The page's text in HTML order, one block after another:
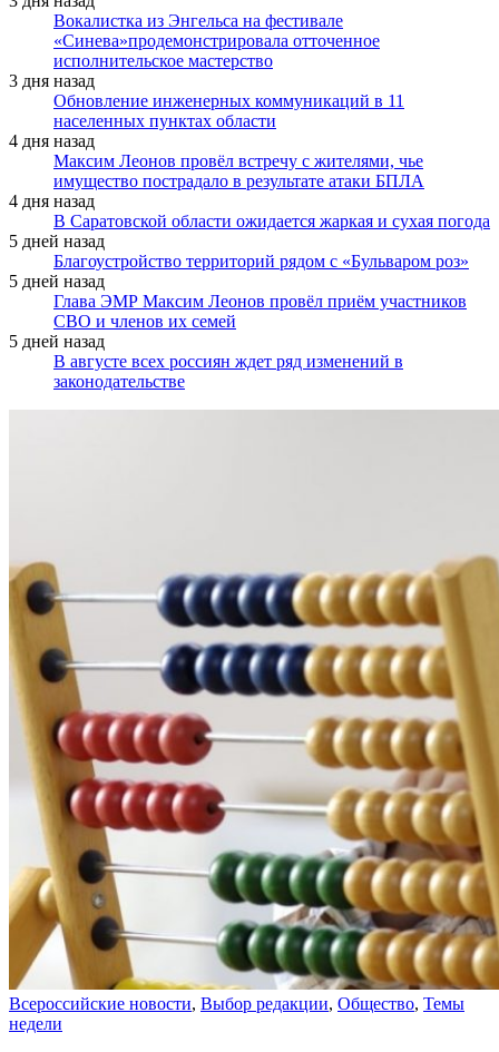
Вокалистка из Энгельса на фестивале
«Синева»продемонстрировала отточенное
исполнительское мастерство
3 дня назад
Обновление инженерных коммуникаций в 11
населенных пунктах области
4 дня назад
Максим Леонов провёл встречу с жителями, чье
имущество пострадало в результате атаки БПЛА
4 дня назад
В Саратовской области ожидается жаркая и сухая погода
5 дней назад
Благоустройство территорий рядом с «Бульваром роз»
5 дней назад
Глава ЭМР Максим Леонов провёл приём участников
СВО и членов их семей
5 дней назад
В августе всех россиян ждет ряд изменений в
законодательстве
Всероссийские новости, Выбор редакции, Общество, Темы
недели